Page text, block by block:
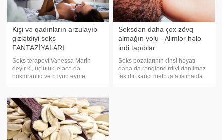
Kişi və qadınların arzulayıb
gizlətdiyi seks
FANTAZİYALARI
Seks terapevt Vanessa Marin
deyir ki, üçlülük, eləcə də
hökmranlıq və boyun əymə
a istinadla bildirir ki, Marinin
sözlərinə görə, bir çox insanlar
üçlülər
Seksdən daha çox zövq
almağın yolu - Alimlər hələ
indi tapıblar
Seks pozalarının cinsi həyatı
daha da rəngləndirdiyi danılmaz
faktdır. xarici mətbuata istinadla